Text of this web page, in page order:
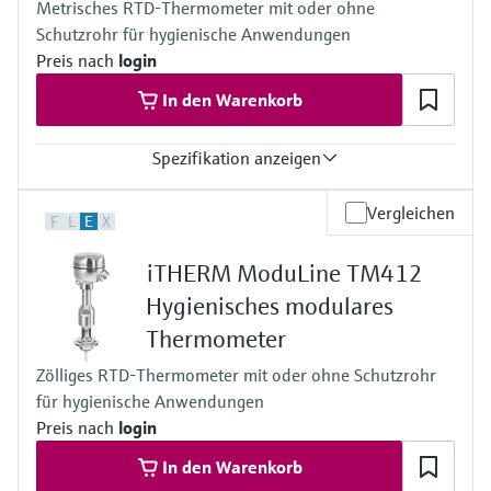
optional bis zu 190 °C (374 °F)
Max. Eintauchlänge auf Anfrage
bis 28'' (711mm)
andere auf Anfrage
Metrisches RTD-Thermometer mit oder ohne
Schutzrohr für hygienische Anwendungen
Preis nach login
In den Warenkorb
Spezifikation anzeigen
Klasse A nach IEC 60751
Klasse AA nach IEC 60751
Ansprechzeit
abhängig vom Aufbau
iTHERM QuickSens: t90 = 1,5 s
iTHERM StrongSens: t90 = 9,5 s
Max. Prozessdruck (statisch)
bei 20 °C: 40 bar (580 psi)
Arbeitsbereich
PT100:
-200 °C … 600 °C
(-328 °F … 1.112 °F)
F L E X Vergleichen
iTHERM ModuLine TM412
Hygienisches modulares
Thermometer
Zölliges RTD-Thermometer mit oder ohne Schutzrohr
für hygienische Anwendungen
Preis nach login
In den Warenkorb